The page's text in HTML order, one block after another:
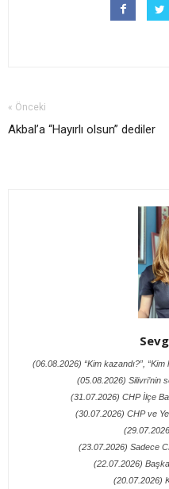
« Önceki
Akbal’a “Hayırlı olsun” dediler
(06.08.2026) “Kim kazandı?”,
(05.08.2026) Silivri’nin
(31.07.2026) CHP İlçe
(30.07.2026) CHP ve
(23.07.2026) Sadece
(22.07.2026)
(20.07.2026)